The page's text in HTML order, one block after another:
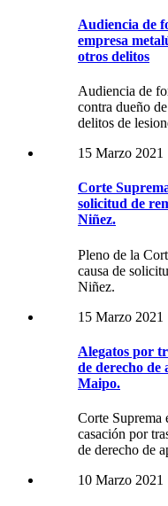
Audiencia de
empresa
otros delitos
Audiencia de
contra dueño
delitos de
15 Marzo 2021
Corte
solicitud de
Niñez.
Pleno de la
causa de
Niñez.
15 Marzo 2021
Alegatos por
de derecho de
Maipo.
Corte Suprema
casación por
de derecho de
10 Marzo 2021